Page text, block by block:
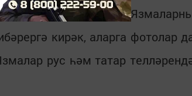
ясалачак.
кирәк, аларга фотолар
рус һәм татар